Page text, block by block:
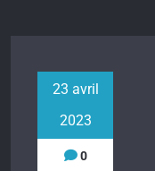
23 avril
2023
0